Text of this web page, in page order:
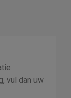
vul dan uw